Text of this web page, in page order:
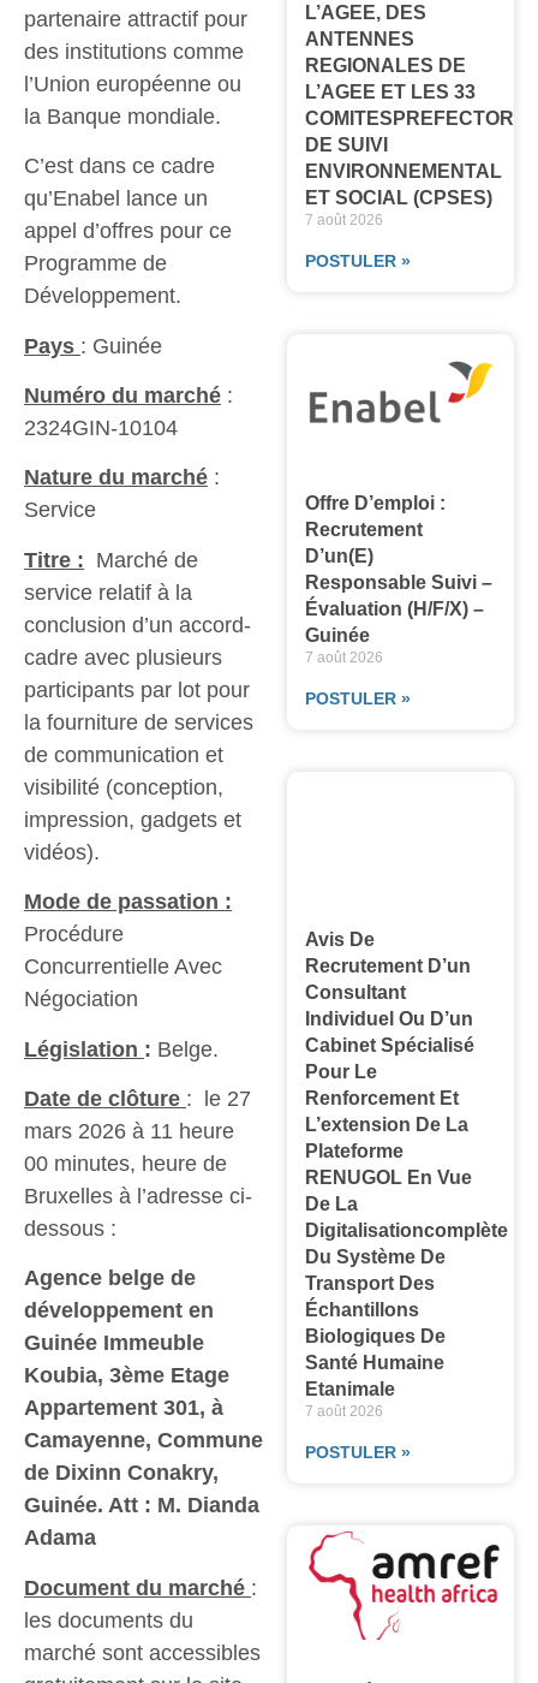
partenaire attractif pour
des institutions comme
l’Union européenne ou
la Banque mondiale.
C’est dans ce cadre
qu’Enabel lance un
appel d’offres pour ce
Programme de
Développement.
Pays : Guinée
Numéro du marché :
2324GIN-10104
Nature du marché :
Service
Titre : Marché de
service relatif à la
conclusion d’un accord-
cadre avec plusieurs
participants par lot pour
la fourniture de services
de communication et
visibilité (conception,
impression, gadgets et
vidéos).
Mode de passation :
Procédure
Concurrentielle Avec
Négociation
Législation : Belge.
Date de clôture : le 27
mars 2026 à 11 heure
00 minutes, heure de
Bruxelles à l’adresse ci-
dessous :
Agence belge de
développement en
Guinée Immeuble
Koubia, 3ème Etage
Appartement 301, à
Camayenne, Commune
de Dixinn Conakry,
Guinée. Att : M. Dianda
Adama
Document du marché :
les documents du
marché sont accessibles
L’AGEE, DES
ANTENNES
REGIONALES DE
L’AGEE ET LES 33
DE SUIVI
ENVIRONNEMENTAL
ET SOCIAL (CPSES)
7 août 2026
POSTULER »
Offre D’emploi :
Recrutement
D’un(e)
Responsable Suivi –
Évaluation (H/F/X) –
Guinée
7 août 2026
POSTULER »
Avis De
Recrutement D’un
Consultant
Individuel Ou D’un
Cabinet Spécialisé
Pour Le
Renforcement Et
L’extension De La
Plateforme
RENUGOL En Vue
De La
Digitalisationcomplète
Du Système De
Transport Des
Échantillons
Biologiques De
Santé Humaine
Etanimale
7 août 2026
POSTULER »